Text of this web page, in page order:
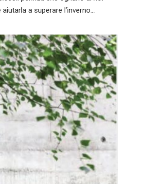
a superare l’inverno…